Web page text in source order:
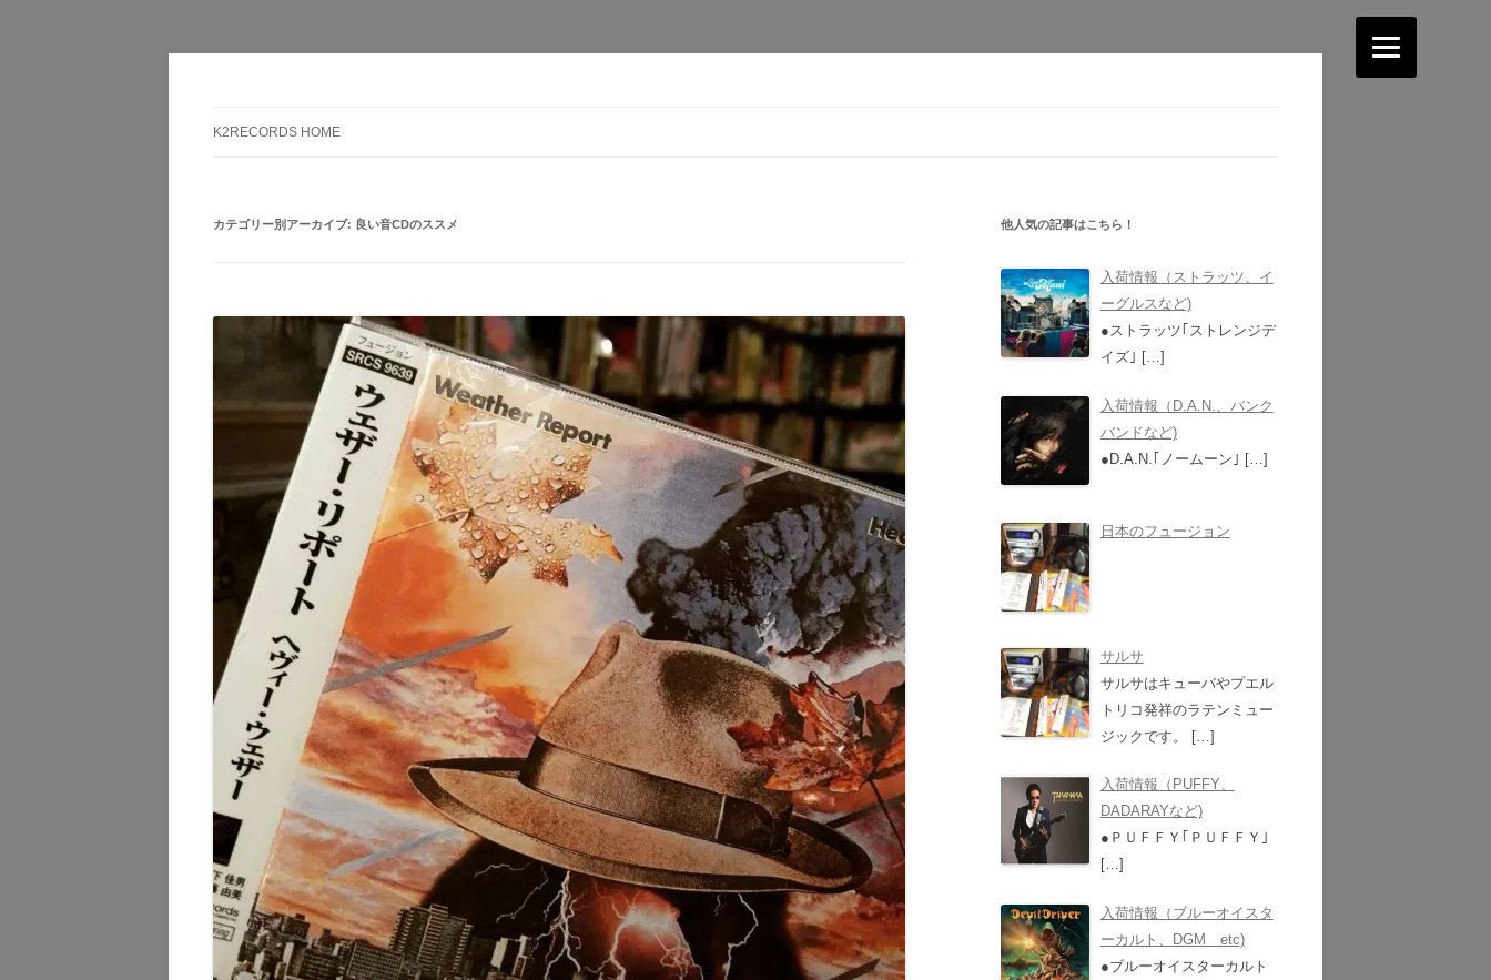
K2RECORDS HOME
カテゴリー別アーカイブ: 良い音CDのススメ 他人気の記事はこちら！
入荷情報（ストラッツ、イ
ーグルスなど)
●ストラッツ｢ストレンジデ
イズ｣ […]
入荷情報（D.A.N.、バンク
バンドなど)
●D.A.N.｢ノームーン｣ […]
日本のフュージョン
サルサ
サルサはキューバやプエル
トリコ発祥のラテンミュー
ジックです。
[…]
入荷情報（PUFFY、
DADARAYなど)
●ＰＵＦＦＹ｢ＰＵＦＦＹ｣
[…]
入荷情報（ブルーオイスタ
ーカルト、DGM etc)
●ブルーオイスターカルト